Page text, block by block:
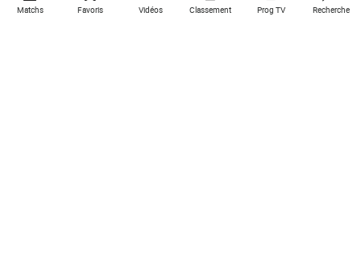
Matchs Favoris Vidéos Classement Prog TV Recherche